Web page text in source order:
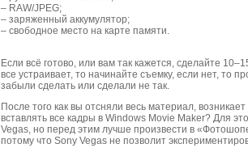
– RAW/JPEG;
– заряженный аккумулятор;
– свободное место на карте памяти.
Если всё готово, или вам так кажется, сделайте
все устраивает, то начинайте съемку, если нет, то
забыли сделать или сделали не так.
После того как вы отсняли весь материал,
вставлять все кадры в Windows Movie Maker? Для
Vegas, но перед этим лучше произвести в
потому что Sony Vegas не позволит